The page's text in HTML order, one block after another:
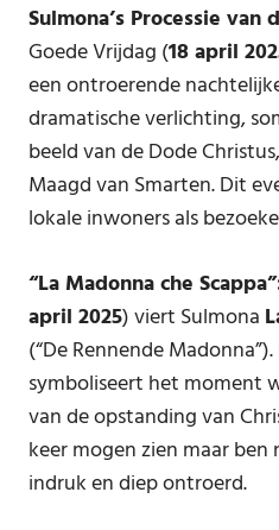
Sulmona’s Processie van
Goede Vrijdag (18 april
een ontroerende
dramatische verlichting,
beeld van de Dode
Maagd van Smarten. Dit
lokale inwoners als
“La Madonna che
april 2025) viert Sulmona
(“De Rennende
symboliseert het moment
van de opstanding van
keer mogen zien maar ben
indruk en diep ontroerd.